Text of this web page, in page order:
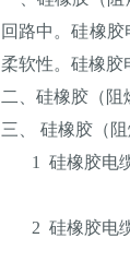
回路中。硅橡
柔软性。硅橡胶
二、硅橡胶（阻
三、 硅橡胶（
1 硅橡胶电缆
2 硅橡胶电缆
：氟塑